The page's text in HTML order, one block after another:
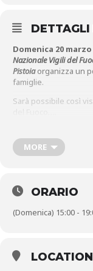
Domenica 20
Nazionale Vigili del
Pistoiaorganizza un
famiglie.
Sarà possibile così
green pass e la
mail all’indirizzo
MORE
ORARIO
(Domenica) 15:00 -
LOCATION